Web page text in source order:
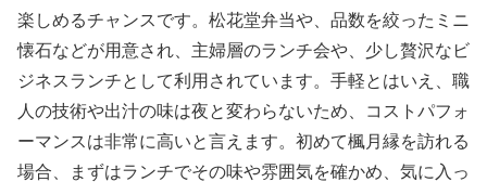
楽しめるチャンスです。松花堂弁当や、品数を絞ったミニ
懐石などが用意され、主婦層のランチ会や、少し贅沢なビ
ジネスランチとして利用されています。手軽とはいえ、職
人の技術や出汁の味は夜と変わらないため、コストパフォ
ーマンスは非常に高いと言えます。初めて楓月縁を訪れる
場合、まずはランチでその味や雰囲気を確かめ、気に入っ